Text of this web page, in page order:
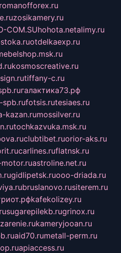
romanofforex.ru
zosikamery.ru
COM.SUhohota.netalimy.ru
otdelkaexp.ru
kosmoscreative.ru
tiffany-c.ru
галактика73.рф
spb.rufotsis.rutesiaes.ru
kazan.rumossilver.ru
tochkazvuka.msk.ru
clubtibet.ruorior-aks.ru
carlines.ruflatnsk.ru
astroline.net.ru
gidlipetsk.ruooo-driada.ru
bruslanovo.rusiterem.ru
kafekolizey.ru
sugarepilekb.rugrinox.ru
kameryjooan.ru
aid70.rumetall-perm.ru
apiaccess.ru